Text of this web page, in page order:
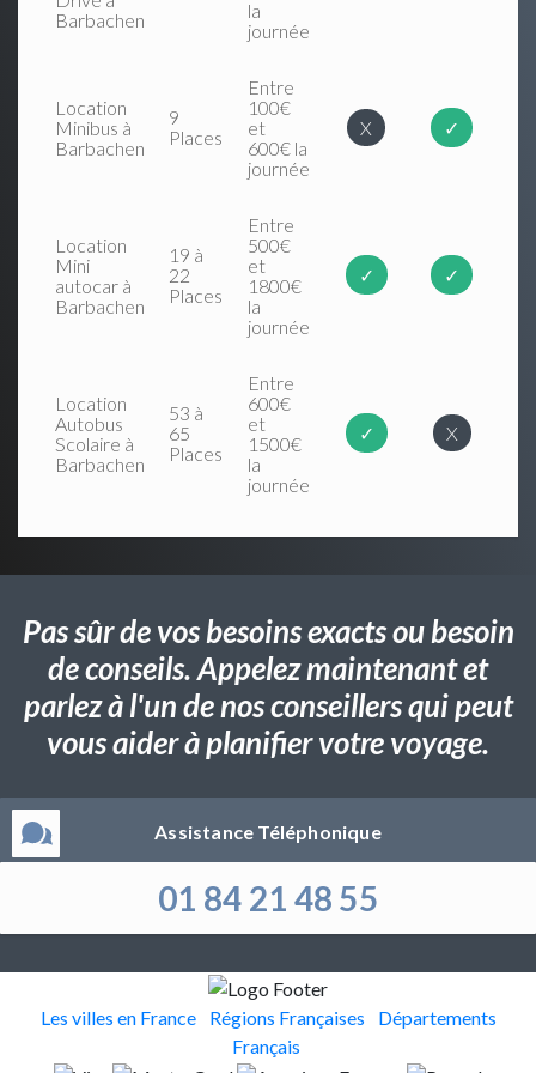
Barbachen
la
journée
Location
Minibus à
Barbachen
9
Places
Entre
100€
et
600€ la
journée
X ✓
Location
Mini
autocar à
Barbachen
19 à
22
Places
Entre
500€
et
1800€
la
journée
✓ ✓
Location
Autobus
Scolaire à
Barbachen
53 à
65
Places
Entre
600€
et
1500€
la
journée
✓ X
Pas sûr de vos besoins exacts ou besoin
de conseils. Appelez maintenant et
parlez à l'un de nos conseillers qui peut
vous aider à planifier votre voyage.
Assistance Téléphonique
01 84 21 48 55
Les villes en France Régions Françaises
Départements
Français